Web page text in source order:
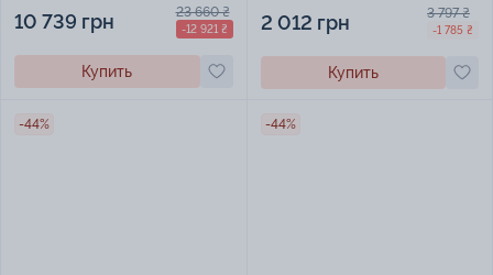
10 739 грн 23 660 ₴
-12 921 ₴
Купить
2 012 грн 3 797 ₴
-1 785 ₴
Купить
-44% -44%